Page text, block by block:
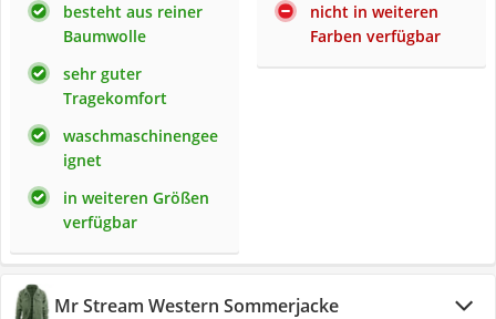
besteht aus reiner
Baumwolle
sehr guter
Tragekomfort
waschmaschinengee
ignet
in weiteren Größen
verfügbar
nicht in weiteren
Farben verfügbar
Mr Stream Western Sommerjacke